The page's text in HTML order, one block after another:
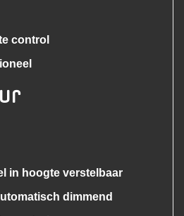
control
in hoogte verstelbaar
dimmend